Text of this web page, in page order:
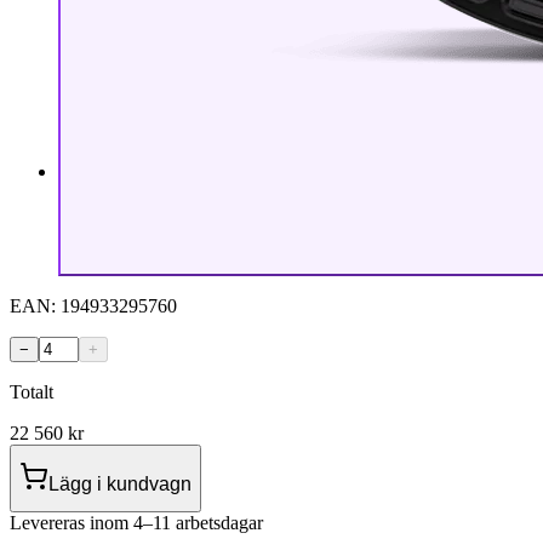
EAN: 194933295760
− +
Totalt
22 560 kr
Lägg i kundvagn
Levereras inom 4–11 arbetsdagar